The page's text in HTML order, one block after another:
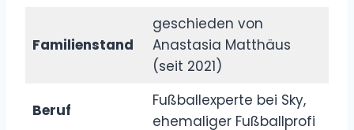
Familienstand
geschieden von
Anastasia Matthäus
(seit 2021)
Beruf
Fußballexperte bei Sky,
ehemaliger Fußballprofi